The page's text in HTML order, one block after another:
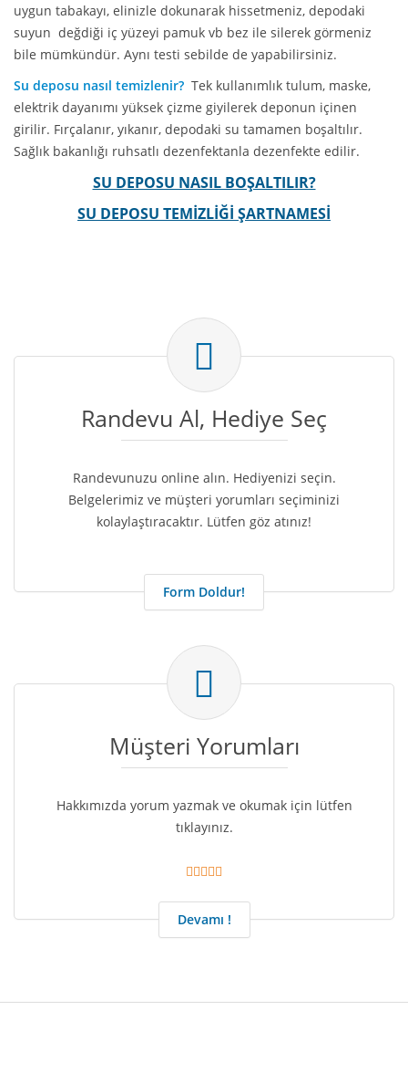
uygun tabakayı, elinizle dokunarak hissetmeniz, depodaki
suyun değdiği iç yüzeyi pamuk vb bez ile silerek görmeniz
bile mümkündür. Aynı testi sebilde de yapabilirsiniz.
Su deposu nasıl temizlenir? Tek kullanımlık tulum, maske,
elektrik dayanımı yüksek çizme giyilerek deponun içinen
girilir. Fırçalanır, yıkanır, depodaki su tamamen boşaltılır.
Sağlık bakanlığı ruhsatlı dezenfektanla dezenfekte edilir.
SU DEPOSU NASIL BOŞALTILIR?
SU DEPOSU TEMİZLİĞİ ŞARTNAMESİ
Randevu Al, Hediye Seç
Randevunuzu online alın. Hediyenizi seçin.
Belgelerimiz ve müşteri yorumları seçiminizi
kolaylaştıracaktır. Lütfen göz atınız!
Form Doldur!
Müşteri Yorumları
Hakkımızda yorum yazmak ve okumak için lütfen
tıklayınız.
Devamı !